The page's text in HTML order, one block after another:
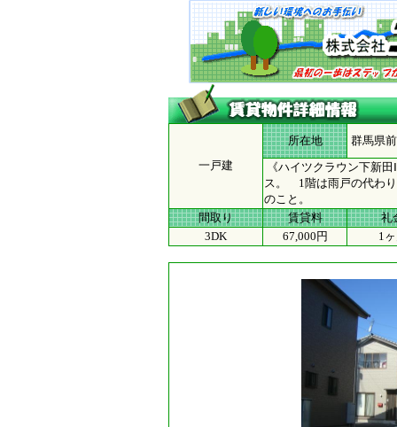
一戸建
所在地
群馬県
《ハイツクラウン下新
ス。 1階は雨戸の代わ
のこと。
間取り
賃貸料
礼
3DK
67,000円 1